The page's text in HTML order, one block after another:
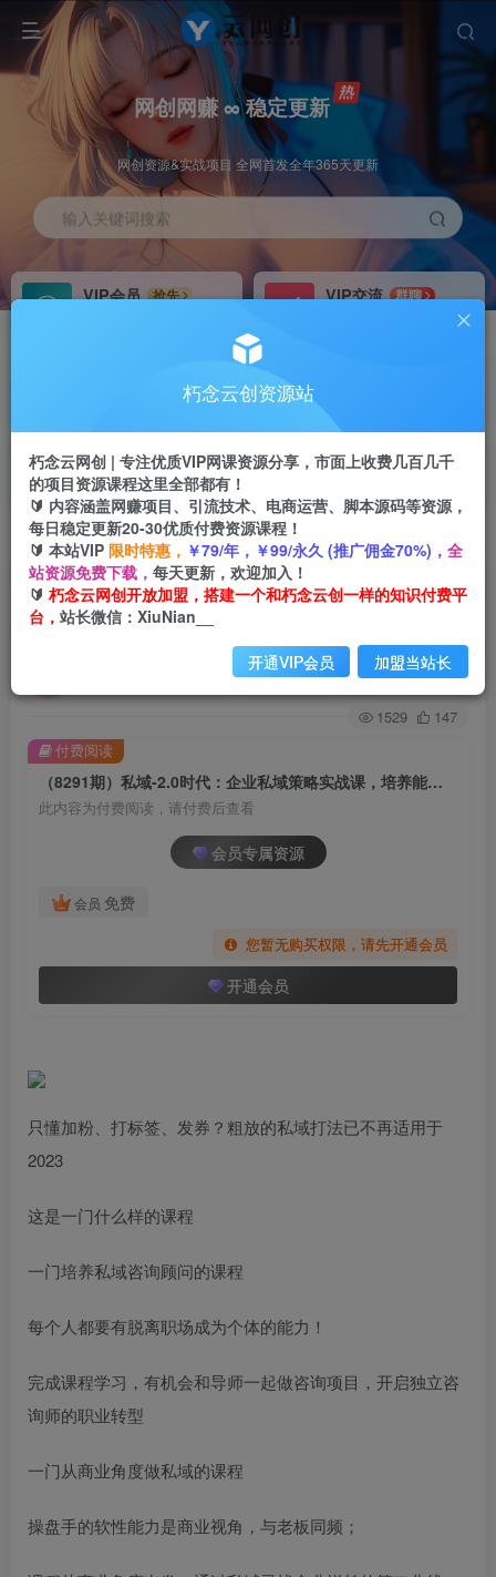
网创网赚 ∞ 稳定更新
网创资源&实战项目 全网首发全年365天更新
输入关键词搜索
VIP会员
抢先
VIP交流
群聊
研究探讨更多创业项目路子。
会员专属推广链接
四导航 导航
APP下载
GO
首页 创业课程 会员专属 正文
（8291期）私域-2.0时代：企业私域策略实战课，
培养能拿结果的私域操盘手
关注 私信
1529 147
（8291期）私域-2.0时代：企业私域策略实战课，培养能拿结果的私域操盘手
此内容为付费阅读，请付费后查看
会员专属资源
会员 免费
您暂无购买权限，请先开通会员
开通会员
付费阅读
只懂加粉、打标签、发券？粗放的私域打法已不再适用于
2023
这是一门什么样的课程
一门培养私域咨询顾问的课程
每个人都要有脱离职场成为个体的能力！
完成课程学习，有机会和导师一起做咨询项目，开启独立咨
询师的职业转型
一门从商业角度做私域的课程
操盘手的软性能力是商业视角，与老板同频；
朽念云创资源站
朽念云网创 | 专注优质VIP网课资源分享，市面上收费几百几千
的项目资源课程这里全部都有！
🔰 内容涵盖网赚项目、引流技术、电商运营、脚本源码等资源，
每日稳定更新20-30优质付费资源课程！
🔰 本站VIP 限时特惠， ￥79/年，￥99/永久 (推广佣金70%)， 全
站资源免费下载， 每天更新，欢迎加入！
🔰 朽念云网创开放加盟，搭建一个和朽念云创一样的知识付费平
台， 站长微信：XiuNian__
开通VIP会员 加盟当站长